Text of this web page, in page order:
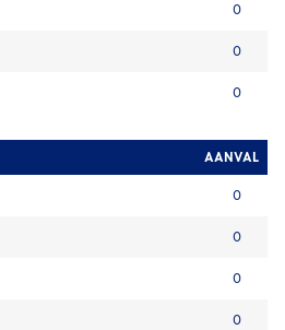
0
0
0
AANVAL
0
0
0
0